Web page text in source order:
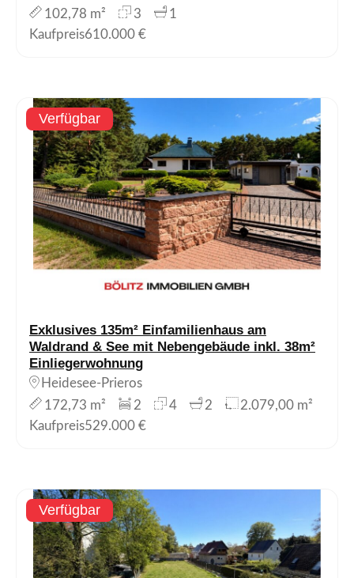
102,78 m²
3
1
Kaufpreis610.000 €
Verfügbar
Exklusives 135m² Einfamilienhaus am
Waldrand & See mit Nebengebäude inkl. 38m²
Einliegerwohnung
Heidesee-Prieros
172,73 m²
2 4 2
2.079,00 m²
Kaufpreis529.000 €
Verfügbar